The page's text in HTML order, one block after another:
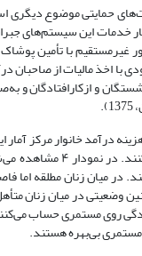
حمایتی موضوع دیگری
غیرمستقیم با تأمین
با اخذ مالیات از صاحبان
و از‌کار‌افتادگان
مستمری بی‌بهره هستند.